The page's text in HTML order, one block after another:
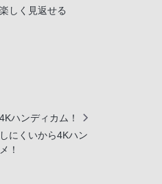
しく見返せる
ハンディカム！
にくいから4Kハン
！